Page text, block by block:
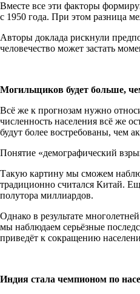
Вместе все эти факторы
с 1950 года. При этом разница
Авторы доклада рискнули
человечество может застать
Могильщиков будет больше,
Всё же к прогнозам нужно
численность населения всё же
будут более востребованы, чем
Понятие «демографический
Такую картину мы сможем
традиционно считался Китай.
полутора миллиардов.
Однако в результате
мы наблюдаем серьёзные
приведёт к сокращению
Индия стала чемпионом по